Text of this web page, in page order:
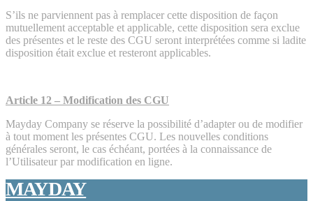
S’ils ne parviennent pas à remplacer cette disposition de façon
mutuellement acceptable et applicable, cette disposition sera exclue
des présentes et le reste des CGU seront interprétées comme si ladite
disposition était exclue et resteront applicables.
Article 12 – Modification des CGU
Mayday Company se réserve la possibilité d’adapter ou de modifier
à tout moment les présentes CGU. Les nouvelles conditions
générales seront, le cas échéant, portées à la connaissance de
l’Utilisateur par modification en ligne.
MAYDAY